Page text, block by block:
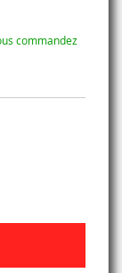
commandez